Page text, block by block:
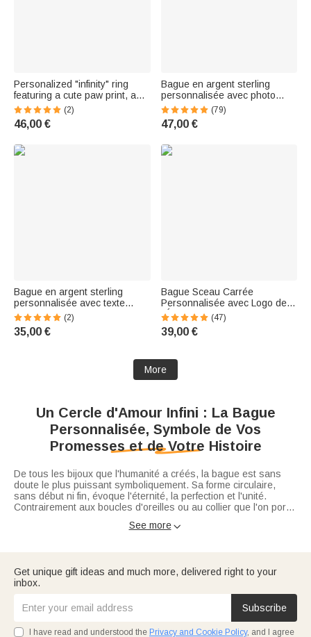
Personalized "infinity" ring
featuring a cute paw print, a
heart, a birthstone, and an
inscription – Minimalist jewelry,
a birthday or holiday gift for
(2)
46,00 €
Bague en argent sterling
personnalisée avec photo
deux pierres de naissance et
texte Cadeau d'anniversaire
mémorable pour les femmes
(79)
47,00 €
Bague en argent sterling
personnalisée avec texte
gravé 1-6 pierres de
naissance Bijoux délicats
Anniversaire Anniversaire Fête
(2)
35,00 €
Bague Sceau Carrée
Personnalisée avec Logo de
l'École Blason et Texte Gravés
Cadeau pour Hommes
Diplômés
(47)
39,00 €
More
Un Cercle d'Amour Infini : La Bague
Personnalisée, Symbole de Vos
Promesses et de Votre Histoire
De tous les bijoux que l'humanité a créés, la bague est sans
doute le plus puissant symboliquement. Sa forme circulaire,
sans début ni fin, évoque l'éternité, la perfection et l'unité.
Contrairement aux boucles d'oreilles ou au collier que l'on porte
bague est le bijou que l'on voit soi-même à chaque instant. Elle
Dans notre vaste collection debijoux, la bague occupe une
uniques comme un prénom, un nom, une date importante, une
pierre de naissance, une photo ou un message symbolique.
Elle permet de transformer une simple bague en un souvenir
intime qui reflète une histoire personnelle, une relation
célèbre des naissances, affirme une personnalité ou protège un
Naviguer dans l'univers de la bague peut parfois sembler
complexe tant les significations sont nombreuses. Bague de
promesse, alliance, chevalière, bague d'humeur... Laissez-moi
aspects techniques pour trouver l'anneau qui ne quittera plus
See more
Get unique gift ideas and much more, delivered right to your
inbox.
Subscribe
I have read and understood the Privacy and Cookie Policy, and I agree